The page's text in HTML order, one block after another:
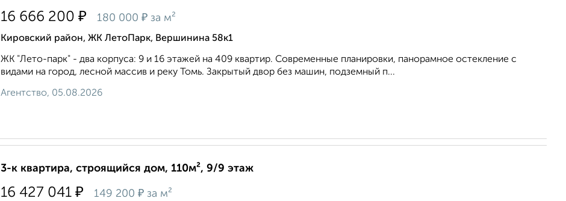
16 666 200 ₽ 180 000 ₽ за м²
Кировский район, ЖК ЛетоПарк, Вершинина 58к1
ЖК "Лето-парк" - два корпуса: 9 и 16 этажей на 409 квартир. Современные планировки, панорамное остекление с
видами на город, лесной массив и реку Томь. Закрытый двор без машин, подземный п...
Агентство, 05.08.2026
3-к квартира, строящийся дом, 110м², 9/9 этаж
16 427 041 ₽ 149 200 ₽ за м²